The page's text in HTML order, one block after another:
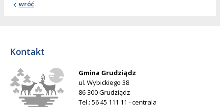
wróć
Kontakt
Gmina Grudziądz
ul. Wybickiego 38
86-300 Grudziądz
Tel.: 56 45 111 11 - centrala